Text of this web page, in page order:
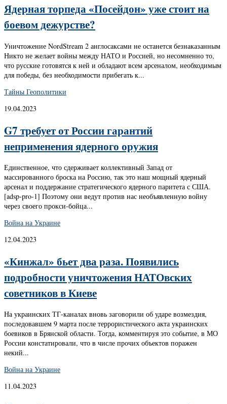
Ядерная торпеда «Посейдон» уже стоит на
боевом дежурстве?
Уничтожение NordStream 2 англосаксами не останется безнаказанным
Никто не желает войны между НАТО и Россией, но несомненно то,
что русские готовятся к ней и обладают всем арсеналом, необходимым
для победы, без необходимости прибегать к...
Тайны Геополитики
19.04.2023
G7 требует от России гарантий
неприменения ядерного оружия
Единственное, что сдерживает коллективный Запад от
массированного броска на Россию, так это наш мощный ядерный
арсенал и поддержание стратегического ядерного паритета с США.
[adsp-pro-1] Поэтому они ведут против нас необъявленную войну
через своего прокси-бойца...
Война на Украине
12.04.2023
«Кинжал» бьет два раза. Появились
подробности уничтожения НАТОвских
советников в Киеве
На украинских ТГ-каналах вновь заговорили об ударе возмездия,
последовавшем 9 марта после террористического акта украинских
боевиков в Брянской области. Тогда, комментируя это событие, в МО
России констатировали, что в числе прочих объектов поражен
некий...
Война на Украине
11.04.2023